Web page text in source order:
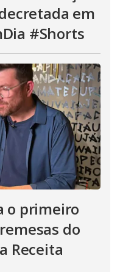
em
#Shorts
o primeiro
do
Receita